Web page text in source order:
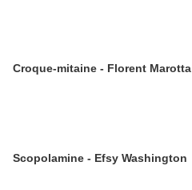
Croque-mitaine - Florent Marotta
Scopolamine - Efsy Washington